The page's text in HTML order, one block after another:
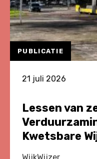
PUBLICATIE
21 juli 2026
Lessen van
Kwetsbare